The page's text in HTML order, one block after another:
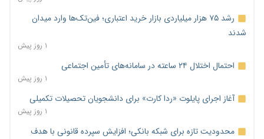
رشد ۷۵ هزار میلیاردی بازار خرید اعتباری؛ فین‌تک‌ها وارد میدان
شدند
۱ روز پیش
احتمال اختلال ۲۴ ساعته در سامانه‌های تأمین اجتماعی
۱ روز پیش
آغاز اجرای پایلوت «ردا کارت» برای دانشجویان تحصیلات تکمیلی
۱ روز پیش
محدودیت تازه برای شبکه بانکی؛ افزایش سپرده قانونی با هدف